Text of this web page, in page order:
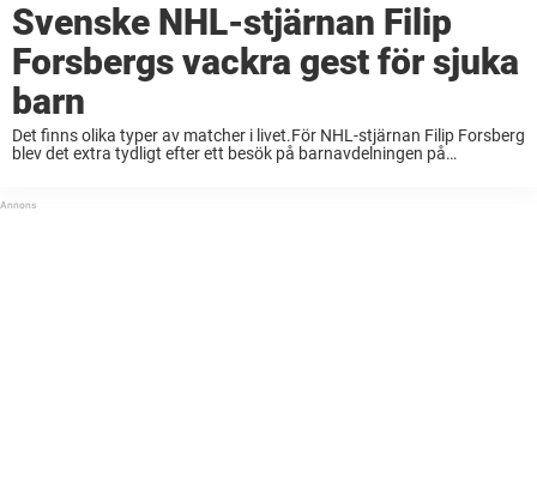
Svenske NHL-stjärnan Filip
Forsbergs vackra gest för sjuka
barn
Det finns olika typer av matcher i livet.För NHL-stjärnan Filip Forsberg
blev det extra tydligt efter ett besök på barnavdelningen på